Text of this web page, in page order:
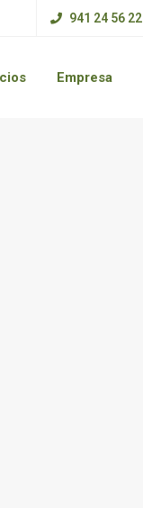
941 24 56 22
Empresa